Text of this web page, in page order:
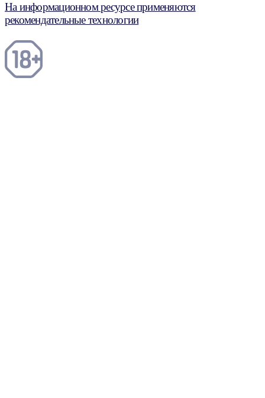
На информационном ресурсе применяются
рекомендательные технологии